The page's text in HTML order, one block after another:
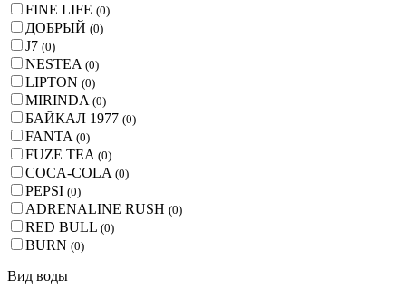
FINE LIFE (0)
ДОБРЫЙ (0)
J7 (0)
NESTEA (0)
LIPTON (0)
MIRINDA (0)
БАЙКАЛ 1977 (0)
FANTA (0)
FUZE TEA (0)
COCA-COLA (0)
PEPSI (0)
ADRENALINE RUSH (0)
RED BULL (0)
BURN (0)
Вид воды